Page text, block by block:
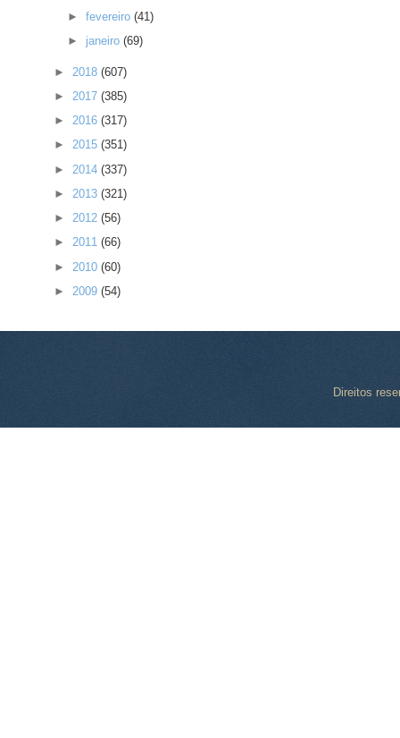
►fevereiro(41)
► janeiro(69)
► 2018 (607)
► 2017 (385)
► 2016 (317)
► 2015 (351)
► 2014 (337)
► 2013 (321)
► 2012 (56)
► 2011 (66)
► 2010 (60)
► 2009 (54)
Direitos